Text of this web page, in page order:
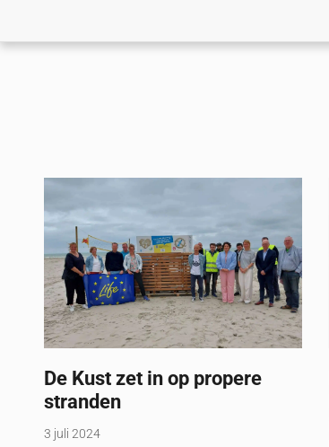
De Kust zet in op propere
stranden
3 juli 2024